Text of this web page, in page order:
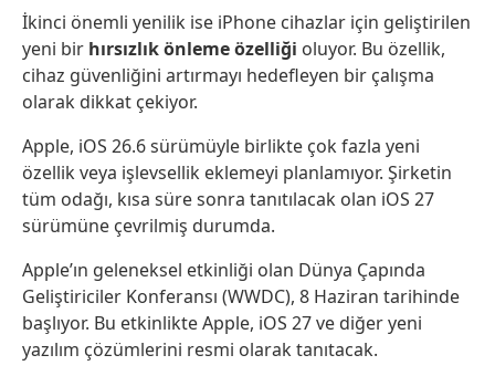
İkinci önemli yenilik ise iPhone cihazlar için geliştirilen
yeni bir hırsızlık önleme özelliği oluyor. Bu özellik,
cihaz güvenliğini artırmayı hedefleyen bir çalışma
olarak dikkat çekiyor.
Apple, iOS 26.6 sürümüyle birlikte çok fazla yeni
özellik veya işlevsellik eklemeyi planlamıyor. Şirketin
tüm odağı, kısa süre sonra tanıtılacak olan iOS 27
sürümüne çevrilmiş durumda.
Apple’ın geleneksel etkinliği olan Dünya Çapında
Geliştiriciler Konferansı (WWDC), 8 Haziran tarihinde
başlıyor. Bu etkinlikte Apple, iOS 27 ve diğer yeni
yazılım çözümlerini resmi olarak tanıtacak.